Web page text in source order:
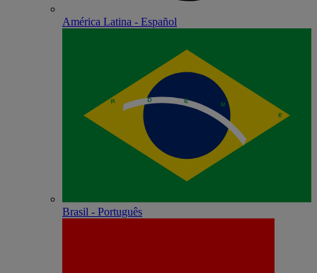
América Latina - Español
Brasil - Português